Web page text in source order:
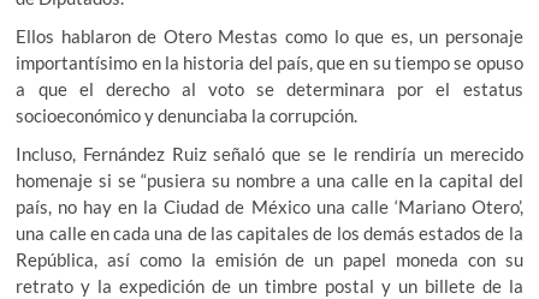
Ellos hablaron de Otero Mestas como lo que es, un personaje
importantísimo en la historia del país, que en su tiempo se opuso
a que el derecho al voto se determinara por el estatus
socioeconómico y denunciaba la corrupción.
Incluso, Fernández Ruiz señaló que se le rendiría un merecido
homenaje si se “pusiera su nombre a una calle en la capital del
país, no hay en la Ciudad de México una calle ‘Mariano Otero’,
una calle en cada una de las capitales de los demás estados de la
República, así como la emisión de un papel moneda con su
retrato y la expedición de un timbre postal y un billete de la